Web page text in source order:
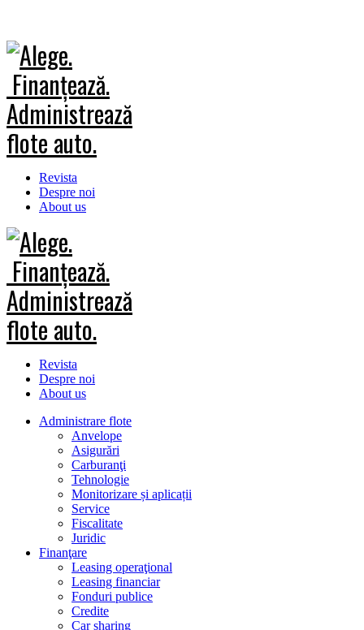
Revista
Despre noi
About us
Revista
Despre noi
About us
Administrare flote
Anvelope
Asigurări
Carburanţi
Tehnologie
Monitorizare și aplicații
Service
Fiscalitate
Juridic
Finanţare
Leasing operaţional
Leasing financiar
Fonduri publice
Credite
Car sharing